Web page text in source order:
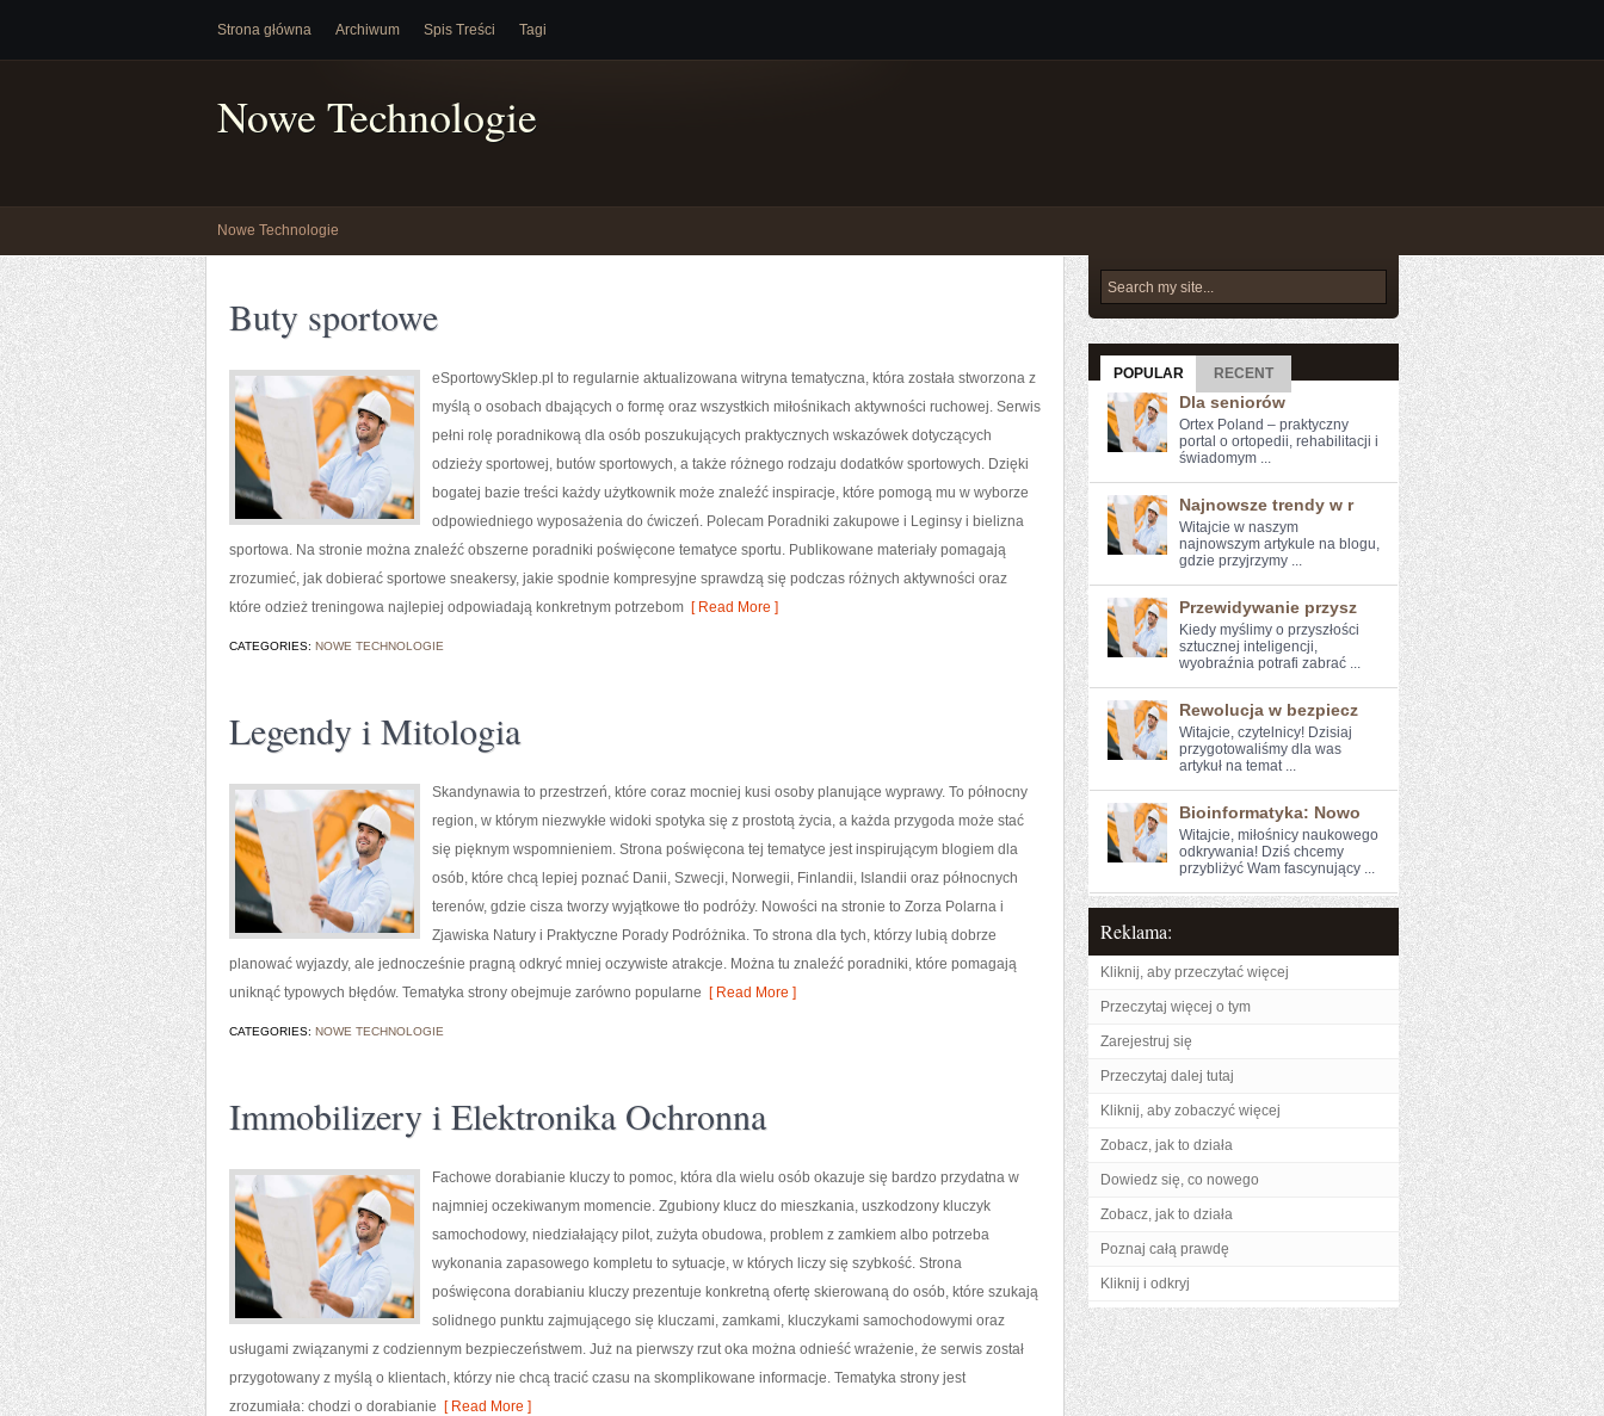
Strona główna Archiwum Spis Treści Tagi
Nowe Technologie
Nowe Technologie
Buty sportowe
eSportowySklep.pl to regularnie aktualizowana witryna tematyczna, która została stworzona z
myślą o osobach dbających o formę oraz wszystkich miłośnikach aktywności ruchowej. Serwis
pełni rolę poradnikową dla osób poszukujących praktycznych wskazówek dotyczących
odzieży sportowej, butów sportowych, a także różnego rodzaju dodatków sportowych. Dzięki
bogatej bazie treści każdy użytkownik może znaleźć inspiracje, które pomogą mu w wyborze
odpowiedniego wyposażenia do ćwiczeń. Polecam Poradniki zakupowe i Leginsy i bielizna
sportowa. Na stronie można znaleźć obszerne poradniki poświęcone tematyce sportu. Publikowane materiały pomagają
zrozumieć, jak dobierać sportowe sneakersy, jakie spodnie kompresyjne sprawdzą się podczas różnych aktywności oraz
które odzież treningowa najlepiej odpowiadają konkretnym potrzebom [ Read More ]
CATEGORIES: NOWE TECHNOLOGIE
Legendy i Mitologia
Skandynawia to przestrzeń, które coraz mocniej kusi osoby planujące wyprawy. To północny
region, w którym niezwykłe widoki spotyka się z prostotą życia, a każda przygoda może stać
się pięknym wspomnieniem. Strona poświęcona tej tematyce jest inspirującym blogiem dla
osób, które chcą lepiej poznać Danii, Szwecji, Norwegii, Finlandii, Islandii oraz północnych
terenów, gdzie cisza tworzy wyjątkowe tło podróży. Nowości na stronie to Zorza Polarna i
Zjawiska Natury i Praktyczne Porady Podróżnika. To strona dla tych, którzy lubią dobrze
planować wyjazdy, ale jednocześnie pragną odkryć mniej oczywiste atrakcje. Można tu znaleźć poradniki, które pomagają
uniknąć typowych błędów. Tematyka strony obejmuje zarówno popularne [ Read More ]
CATEGORIES: NOWE TECHNOLOGIE
Immobilizery i Elektronika Ochronna
Fachowe dorabianie kluczy to pomoc, która dla wielu osób okazuje się bardzo przydatna w
najmniej oczekiwanym momencie. Zgubiony klucz do mieszkania, uszkodzony kluczyk
samochodowy, niedziałający pilot, zużyta obudowa, problem z zamkiem albo potrzeba
wykonania zapasowego kompletu to sytuacje, w których liczy się szybkość. Strona
poświęcona dorabianiu kluczy prezentuje konkretną ofertę skierowaną do osób, które szukają
solidnego punktu zajmującego się kluczami, zamkami, kluczykami samochodowymi oraz
usługami związanymi z codziennym bezpieczeństwem. Już na pierwszy rzut oka można odnieść wrażenie, że serwis został
przygotowany z myślą o klientach, którzy nie chcą tracić czasu na skomplikowane informacje. Tematyka strony jest
zrozumiała: chodzi o dorabianie [ Read More ]
POPULAR RECENT
Dla seniorów
Ortex Poland – praktyczny
portal o ortopedii, rehabilitacji i
świadomym ...
Najnowsze trendy w r
Witajcie w naszym
⁣najnowszym artykule na blogu,
gdzie przyjrzymy ...
Przewidywanie przysz
Kiedy myślimy o ​przyszłości
sztucznej inteligencji,
wyobraźnia potrafi zabrać ...
Rewolucja w bezpiecz
Witajcie, czytelnicy! Dzisiaj⁣
przygotowaliśmy dla⁤ was
artykuł na temat ...
Bioinformatyka: Nowo
Witajcie, miłośnicy‌ naukowego⁣
odkrywania! Dziś⁢ chcemy
przybliżyć Wam fascynujący ...
Reklama:
Kliknij, aby przeczytać więcej
Przeczytaj więcej o tym
Zarejestruj się
Przeczytaj dalej tutaj
Kliknij, aby zobaczyć więcej
Zobacz, jak to działa
Dowiedz się, co nowego
Zobacz, jak to działa
Poznaj całą prawdę
Kliknij i odkryj